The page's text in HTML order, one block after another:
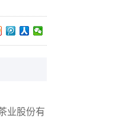
业股份有